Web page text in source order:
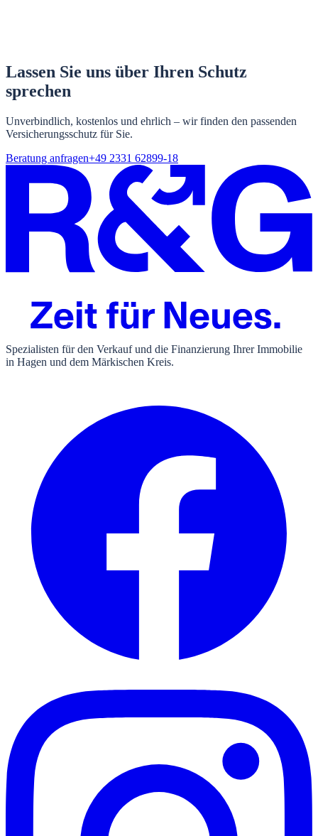
Lassen Sie uns über Ihren Schutz
sprechen
Unverbindlich, kostenlos und ehrlich – wir finden den passenden
Versicherungsschutz für Sie.
Beratung anfragen+49 2331 62899-18
Spezialisten für den Verkauf und die Finanzierung Ihrer Immobilie
in Hagen und dem Märkischen Kreis.